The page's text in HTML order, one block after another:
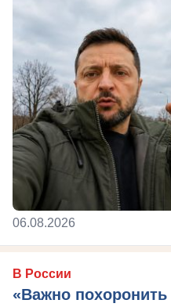
06.08.2026
В России
«Важно похоронить